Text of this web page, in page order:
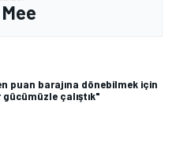
puan barajına dönebilmek için
çalıştık"